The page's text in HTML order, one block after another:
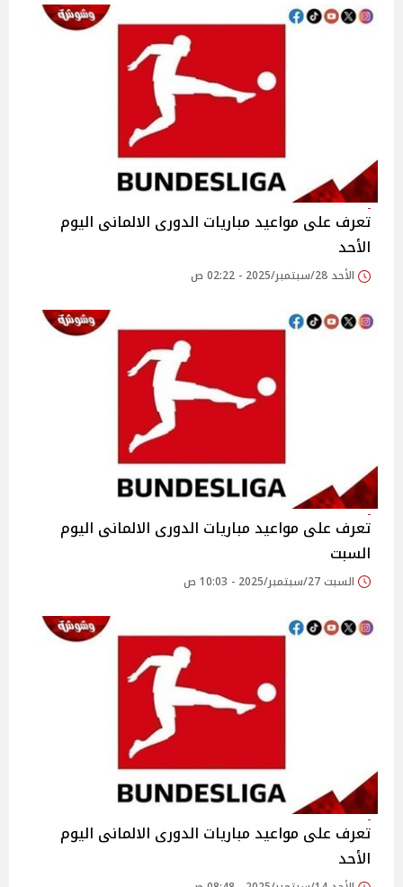
تعرف على مواعيد مباريات الدورى الالمانى اليوم
الأحد
الأحد 28/سبتمبر/2025 - 02:22 ص
تعرف على مواعيد مباريات الدورى الالمانى اليوم
السبت
السبت 27/سبتمبر/2025 - 10:03 ص
تعرف على مواعيد مباريات الدورى الالمانى اليوم
الأحد